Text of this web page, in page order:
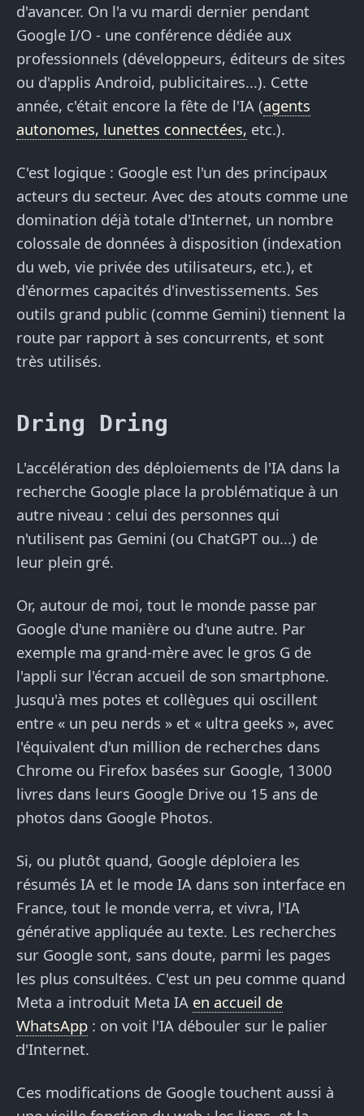
d'avancer. On l'a vu mardi dernier pendant
Google I/O - une conférence dédiée aux
professionnels (développeurs, éditeurs de sites
ou d'applis Android, publicitaires...). Cette
année, c'était encore la fête de l'IA (agents
autonomes, lunettes connectées, etc.).
C'est logique : Google est l'un des principaux
acteurs du secteur. Avec des atouts comme une
domination déjà totale d'Internet, un nombre
colossale de données à disposition (indexation
du web, vie privée des utilisateurs, etc.), et
d'énormes capacités d'investissements. Ses
outils grand public (comme Gemini) tiennent la
route par rapport à ses concurrents, et sont
très utilisés.
Dring Dring
L'accélération des déploiements de l'IA dans la
recherche Google place la problématique à un
autre niveau : celui des personnes qui
n'utilisent pas Gemini (ou ChatGPT ou...) de
leur plein gré.
Or, autour de moi, tout le monde passe par
Google d'une manière ou d'une autre. Par
exemple ma grand-mère avec le gros G de
l'appli sur l'écran accueil de son smartphone.
Jusqu'à mes potes et collègues qui oscillent
entre « un peu nerds » et « ultra geeks », avec
l'équivalent d'un million de recherches dans
Chrome ou Firefox basées sur Google, 13000
livres dans leurs Google Drive ou 15 ans de
photos dans Google Photos.
Si, ou plutôt quand, Google déploiera les
résumés IA et le mode IA dans son interface en
France, tout le monde verra, et vivra, l'IA
générative appliquée au texte. Les recherches
sur Google sont, sans doute, parmi les pages
les plus consultées. C'est un peu comme quand
Meta a introduit Meta IA en accueil de
WhatsApp : on voit l'IA débouler sur le palier
d'Internet.
Ces modifications de Google touchent aussi à